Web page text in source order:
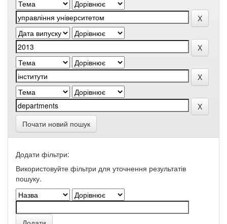
Почати новий пошук
Додати фільтри:
Використовуйте фільтри для уточнення результатів
пошуку.